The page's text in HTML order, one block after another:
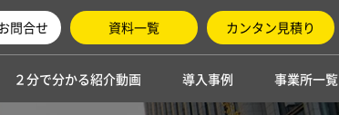
問合せ 資料一覧 カンタン見積り
２分で分かる紹介動画 導入事例 事業所一覧